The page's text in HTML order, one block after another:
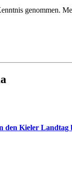
genommen.
den Kieler Landtag